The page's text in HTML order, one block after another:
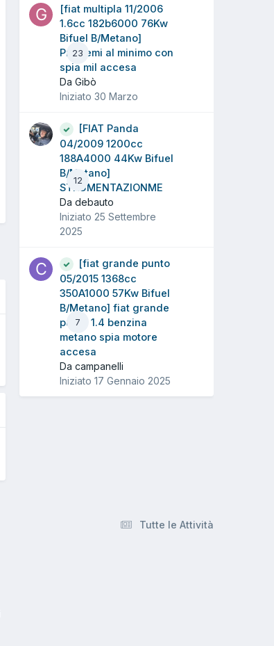
23
[fiat multipla 11/2006
1.6cc 182b6000 76Kw
Bifuel B/Metano]
Problemi al minimo con
spia mil accesa
Da Gibò
Iniziato 30 Marzo
12
[FIAT Panda
04/2009 1200cc
188A4000 44Kw Bifuel
B/Metano]
STRUMENTAZIONME
Da debauto
Iniziato 25 Settembre
2025
7
[fiat grande punto
05/2015 1368cc
350A1000 57Kw Bifuel
B/Metano] fiat grande
punto 1.4 benzina
metano spia motore
accesa
Da campanelli
Iniziato 17 Gennaio 2025
Tutte le Attività